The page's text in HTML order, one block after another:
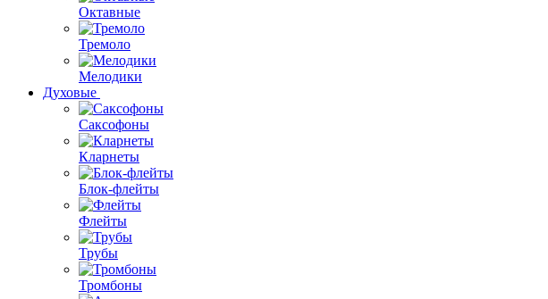
Октавные
Тремоло
Мелодики
Духовые
Саксофоны
Кларнеты
Блок-флейты
Флейты
Трубы
Тромбоны